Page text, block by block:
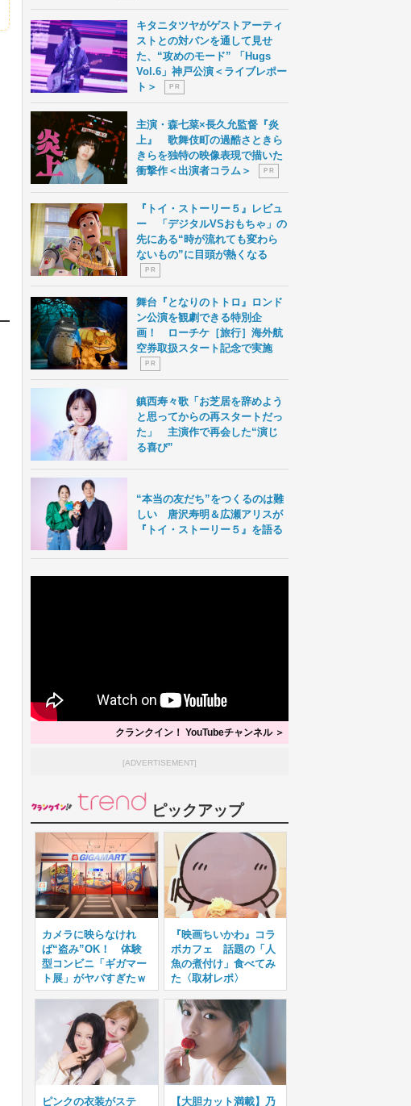
キタニタツヤがゲストアーティ
ストとの対バンを通して見せ
た、“攻めのモード” 「Hugs
Vol.6」神戸公演＜ライブレポー
ト＞
P R
主演・森七菜×長久允監督『炎
上』 歌舞伎町の過酷さときら
きらを独特の映像表現で描いた
衝撃作＜出演者コラム＞
P R
『トイ・ストーリー５』レビュ
ー 「デジタルVSおもちゃ」の
先にある“時が流れても変わら
ないもの”に目頭が熱くなる
P R
舞台『となりのトトロ』ロンド
ン公演を観劇できる特別企
画！ ローチケ［旅行］海外航
空券取扱スタート記念で実施
P R
鎮西寿々歌「お芝居を辞めよう
と思ってからの再スタートだっ
た」 主演作で再会した“演じ
る喜び”
“本当の友だち”をつくるのは難
しい 唐沢寿明＆広瀬アリスが
『トイ・ストーリー５』を語る
クランクイン！ YouTubeチャンネル ＞
[ADVERTISEMENT]
ピックアップ
カメラに映らなけれ
ば“盗み”OK！ 体験
型コンビニ「ギガマー
ト展」がヤバすぎたｗ
『映画ちいかわ』コラ
ボカフェ 話題の「人
魚の煮付け」食べてみ
た〈取材レポ〉
ピンクの衣装がステ 【大胆カット満載】乃